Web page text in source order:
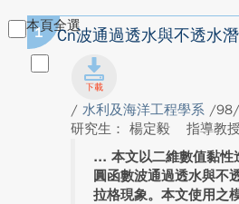
本頁全選
1 Cn波通過透水與不透水
/ 水利及海洋工程學系 /
研究生： 楊定毅
指導教
本文以二維數值黏性
圓函數波通過透水與不
拉格現象。本文使用之